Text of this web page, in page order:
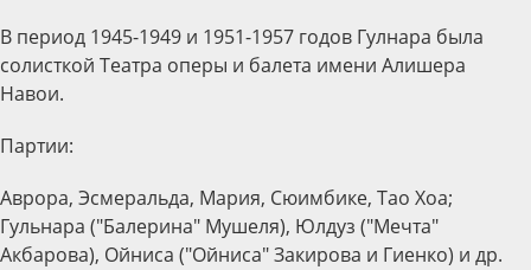
В период 1945-1949 и 1951-1957 годов Гулнара была
солисткой Театра оперы и балета имени Алишера
Навои.
Партии:
Аврора, Эсмеральда, Мария, Сюимбике, Тао Хоа;
Гульнара ("Балерина" Мушеля), Юлдуз ("Мечта"
Акбарова), Ойниса ("Ойниса" Закирова и Гиенко) и др.